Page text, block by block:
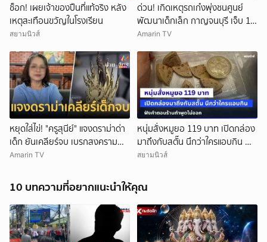
ช็อก! เผยเจ้าของปืนที่แท้จริง หลัง
เหตุสะเทือนขวัญในโรงเรียน
สยามนิวส์
ด่วน! เกิดเหตุรถเก๋งพุ่งชนศูนย์
พัฒนาเด็กเล็ก กาญจนบุรี เจ็บ 14
ราย
Amarin TV
หยุดใส่ไข่! "ครูสุนีย์" แจงดราม่าด่า
เด็ก ยันเคลียร์จบ เบรกสงคราม
Gen
Amarin TV
หนุ่มสั่งหมูยอ 119 บาท เปิดกล่อง
มาถึงกับสตั๊น นึกว่าใครแอบกิน ฟัง
คำตอบร้านทำพูดไม่ออก
สยามนิวส์
10 บทความที่อยากแนะนำให้คุณ